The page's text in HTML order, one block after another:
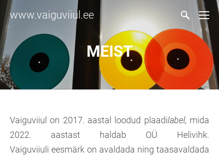
www.vaiguviiul.ee
MEIST
Vaiguviiul on 2017. aastal loodud plaadilabel, mida
2022. aastast haldab OÜ Helivihk.
Vaiguviiuli eesmärk on avaldada ning taasavaldada